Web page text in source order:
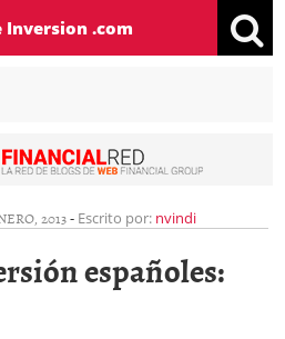
Inversion .com
2013- Escrito por: nvindi
españoles: